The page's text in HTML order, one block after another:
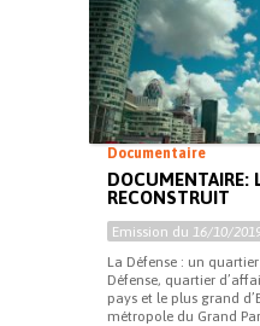
Documentaire
DOCUMENTAIRE:
RECONSTRUIT
Emission du 16/10/
La Défense : un
Défense, quartier
pays et le plus grand
métropole du Grand